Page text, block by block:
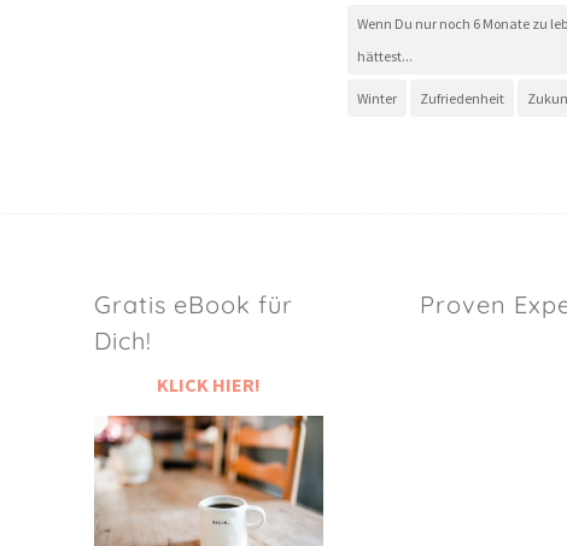
Wenn Du nur noch 6 Monate zu
hättest...
Winter Zufriedenheit
Gratis eBook für
Dich!
KLICK HIER!
Proven